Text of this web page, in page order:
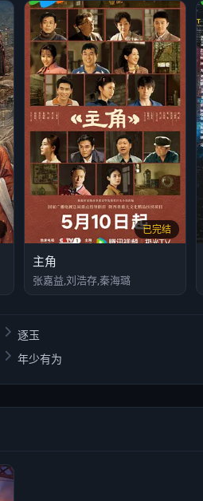
已完结
主角
张嘉益,刘浩存,秦海璐
逐玉
年少有为